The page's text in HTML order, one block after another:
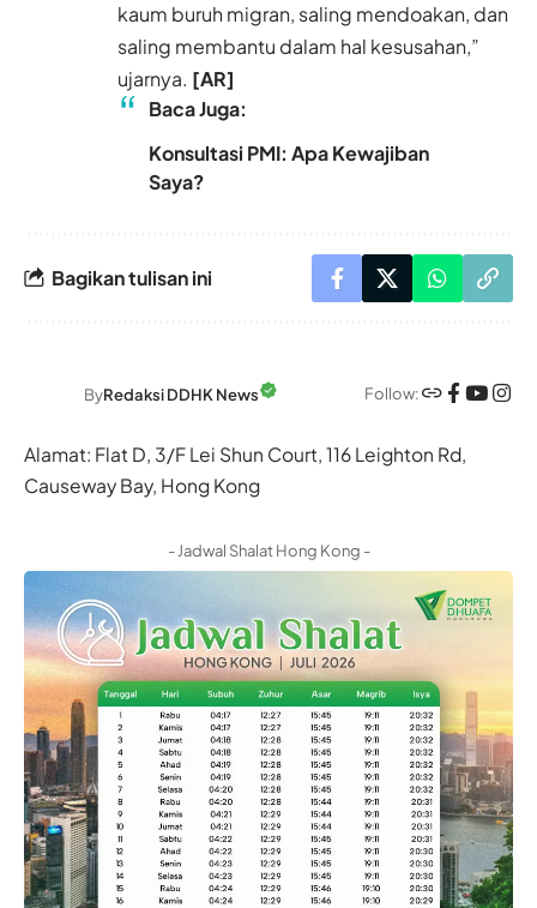
kaum buruh migran, saling mendoakan, dan
saling membantu dalam hal kesusahan,”
ujarnya. [AR]
Baca Juga:
Konsultasi PMI: Apa Kewajiban
Saya?
Bagikan tulisan ini
ByRedaksi DDHK News Follow:
Alamat: Flat D, 3/F Lei Shun Court, 116 Leighton Rd,
Causeway Bay, Hong Kong
- Jadwal Shalat Hong Kong -